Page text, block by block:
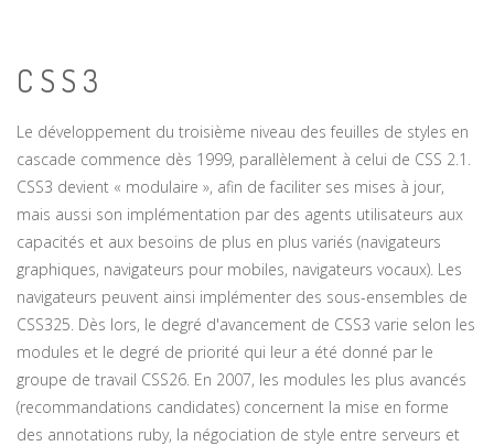
CSS3
Le développement du troisième niveau des feuilles de styles en
cascade commence dès 1999, parallèlement à celui de CSS 2.1.
CSS3 devient « modulaire », afin de faciliter ses mises à jour,
mais aussi son implémentation par des agents utilisateurs aux
capacités et aux besoins de plus en plus variés (navigateurs
graphiques, navigateurs pour mobiles, navigateurs vocaux). Les
navigateurs peuvent ainsi implémenter des sous-ensembles de
CSS325. Dès lors, le degré d'avancement de CSS3 varie selon les
modules et le degré de priorité qui leur a été donné par le
groupe de travail CSS26. En 2007, les modules les plus avancés
(recommandations candidates) concernent la mise en forme
des annotations ruby, la négociation de style entre serveurs et